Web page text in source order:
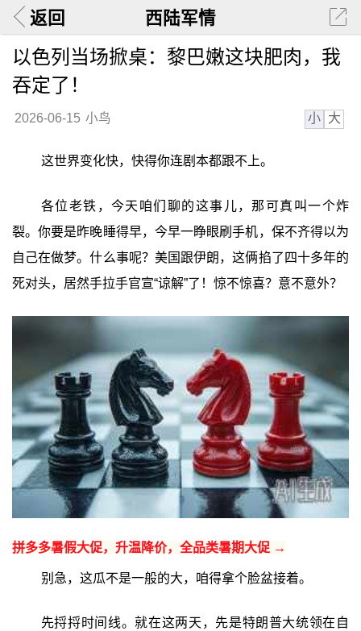
返回 西陆军情
以色列当场掀桌：黎巴嫩这块肥肉，我
吞定了！
2026-06-15 小鸟 小 大
这世界变化快，快得你连剧本都跟不上。
各位老铁，今天咱们聊的这事儿，那可真叫一个炸
裂。你要是昨晚睡得早，今早一睁眼刷手机，保不齐得以为
自己在做梦。什么事呢？美国跟伊朗，这俩掐了四十多年的
死对头，居然手拉手官宣“谅解”了！惊不惊喜？意不意外？
拼多多暑假大促，升温降价，全品类暑期大促 →
别急，这瓜不是一般的大，咱得拿个脸盆接着。
先捋捋时间线。就在这两天，先是特朗普大统领在自